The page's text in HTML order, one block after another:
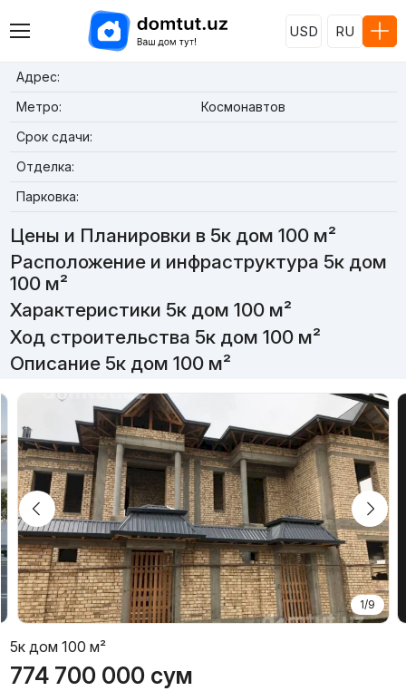
USD RU
Адрес:
Метро:
Космонавтов
Срок сдачи:
Отделка:
Парковка:
Цены и Планировки в 5к дом 100 м²
Расположение и инфраструктура 5к дом
100 м²
Характеристики 5к дом 100 м²
Ход строительства 5к дом 100 м²
Описание 5к дом 100 м²
1/9
5к дом 100 м²
774 700 000 сум